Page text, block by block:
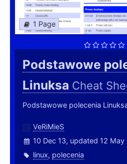
1 Page
Podstawowe
Linuksa Cheat
Podstawowe polecenia
VeRiMieS
10 Dec 13, updated 12 May
linux, polecenia